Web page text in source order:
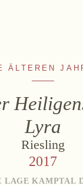
WEINGUT
Weingut
Herkunft &
ÄLTEREN
Lyra
Riesling
2017
LAGE KAMPTAL